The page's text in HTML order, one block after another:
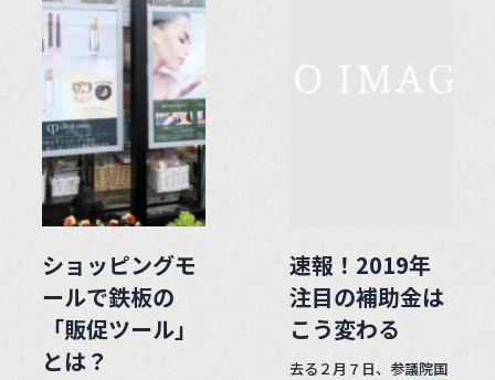
ショッピングモ
ールで鉄板の
「販促ツール」
とは？
速報！2019年
注目の補助金は
こう変わる
去る２月７日、参議院国